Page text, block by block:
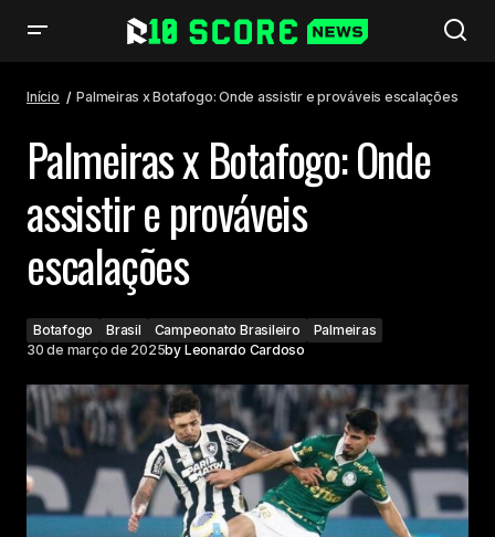
Início Palmeiras x Botafogo: Onde assistir e prováveis escalações
Palmeiras x Botafogo: Onde
assistir e prováveis
escalações
Botafogo Brasil Campeonato Brasileiro
Palmeiras
30 de março de 2025by Leonardo Cardoso